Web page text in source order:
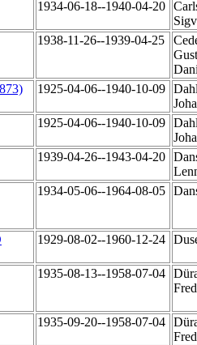
1934-06-18--1940-04-20
1938-11-26--1939-04-25
1925-04-06--1940-10-09
1925-04-06--1940-10-09
1939-04-26--1943-04-20
1934-05-06--1964-08-05
1929-08-02--1960-12-24
1935-08-13--1958-07-04
1935-09-20--1958-07-04